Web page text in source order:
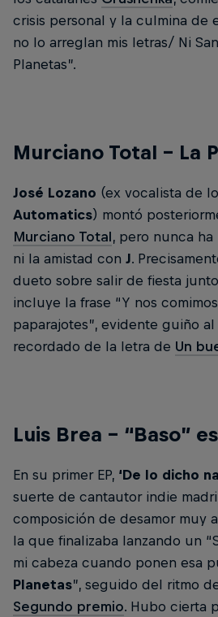
crisis personal y la culmina de
no lo arreglan mis letras/ Ni
Planetas”.
Murciano Total – La
José Lozano (ex vocalista de
Automatics) montó
Murciano Total, pero nunca
ni la amistad con J.
dueto sobre salir de fiesta
incluye la frase “Y nos
paparajotes”, evidente guiño al
recordado de la letra de Un
Luis Brea – “Baso”
En su primer EP, ‘De lo dicho
suerte de cantautor indie
composición de desamor muy
la que finalizaba lanzando un
mi cabeza cuando ponen esa
Planetas”, seguido del ritmo
Segundo premio. Hubo cierta